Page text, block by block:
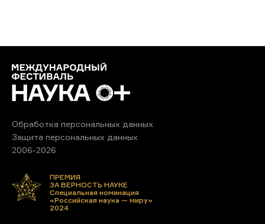
Обработка персональных данных
Защита персональных данных
2006-2026
ПРЕМИЯ
ЗА ВЕРНОСТЬ НАУКЕ
Специальная номинация
«Российская наука — миру»
2024